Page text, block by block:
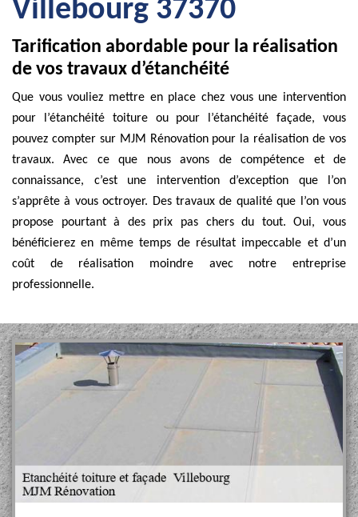
Villebourg 37370
Tarification abordable pour la réalisation
de vos travaux d’étanchéité
Que vous vouliez mettre en place chez vous une intervention
pour l’étanchéité toiture ou pour l’étanchéité façade, vous
pouvez compter sur MJM Rénovation pour la réalisation de vos
travaux. Avec ce que nous avons de compétence et de
connaissance, c’est une intervention d’exception que l’on
s’apprête à vous octroyer. Des travaux de qualité que l’on vous
propose pourtant à des prix pas chers du tout. Oui, vous
bénéficierez en même temps de résultat impeccable et d’un
coût de réalisation moindre avec notre entreprise
professionnelle.